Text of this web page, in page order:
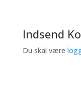
Indsend
Du skal være